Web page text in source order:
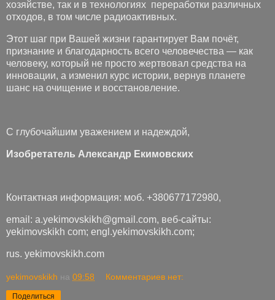
хозяйстве, так и в технологиях переработки различных
отходов, в том числе радиоактивных.
Этот шаг при Вашей жизни гарантирует Вам почёт,
признание и благодарность всего человечества — как
человеку, который не просто жертвовал средства на
инновации, а изменил курс истории, вернув планете
шанс на очищение и восстановление.
С глубочайшим уважением и надеждой,
Изобретатель Александр Екимовских
Контактная информация: моб. +380677172980,
email: a.yekimovskikh@gmail.com, веб-сайты:
yekimovskikh com; engl.yekimovskikh.com;
rus. yekimovskikh.com
yekimovskikh на 09:58 Комментариев нет:
Поделиться